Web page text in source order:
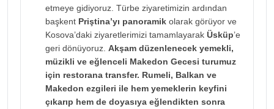
etmeye gidiyoruz. Türbe ziyaretimizin ardından
başkent Priştina’yı panoramik olarak görüyor ve
Kosova’daki ziyaretlerimizi tamamlayarak Üsküp’e
geri dönüyoruz. Akşam düzenlenecek yemekli,
müzikli ve eğlenceli Makedon Gecesi turumuz
için restorana transfer. Rumeli, Balkan ve
Makedon ezgileri ile hem yemeklerin keyfini
çıkarıp hem de doyasıya eğlendikten sonra